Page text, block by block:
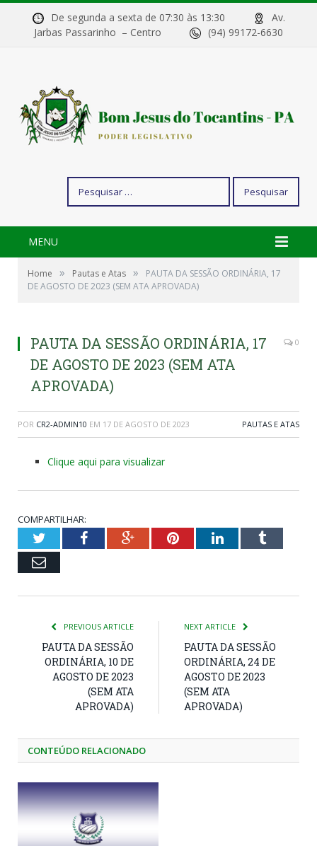
De segunda a sexta de 07:30 às 13:30
Av.
Jarbas Passarinho – Centro
(94) 99172-6630
por:
MENU
Home » Pautas e Atas »
PAUTA DA SESSÃO ORDINÁRIA, 17
DE AGOSTO DE 2023 (SEM ATA APROVADA)
PAUTA DA SESSÃO ORDINÁRIA, 17
DE AGOSTO DE 2023 (SEM ATA
APROVADA)
0
POR CR2-ADMIN10 EM 17 DE AGOSTO DE 2023 PAUTAS E ATAS
Clique aqui para visualizar
COMPARTILHAR:
TwitterFacebookGoogle+PinterestLinkedInTumblr
Email
PREVIOUS ARTICLE
PAUTA DA SESSÃO
ORDINÁRIA, 10 DE
AGOSTO DE 2023
(SEM ATA
APROVADA)
NEXT ARTICLE
PAUTA DA SESSÃO
ORDINÁRIA, 24 DE
AGOSTO DE 2023
(SEM ATA
APROVADA)
CONTEÚDO RELACIONADO